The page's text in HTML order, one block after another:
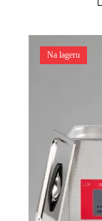
Na lageru